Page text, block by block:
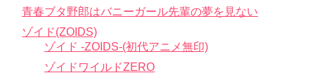
青春ブタ野郎はバニーガール先輩の夢を見ない
ゾイド(ZOIDS)
ゾイド -ZOIDS-(初代アニメ無印)
ゾイドワイルドZERO